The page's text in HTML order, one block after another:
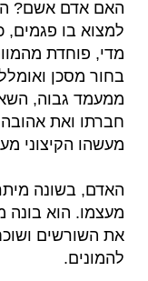
האם אדם אשם?
למצוא בו פגמים,
מדי, פוחדת
בחור מסכן
ממעמד גבוה,
מעשהו הקיצוני
האדם, בשונה
מעצמו. הוא בונה
את השורשים
להמונים.